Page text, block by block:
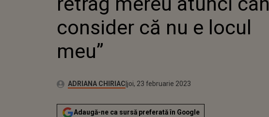
consider că nu e locul
meu”
Autor:ADRIANA CHIRIAC Publicat:
joi, 23 februarie 2023
Adaugă-ne ca sursă preferată în Google